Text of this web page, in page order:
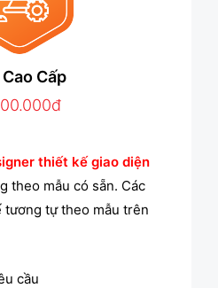
Cấp
thiết kế giao diện
theo mẫu có sẵn. Các
tự theo mẫu trên
cầu